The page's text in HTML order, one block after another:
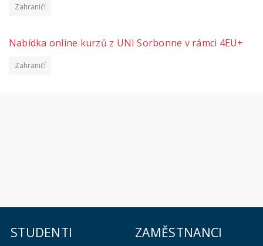
Zahraničí
Nabídka online kurzů z UNI Sorbonne v rámci 4EU+
Zahraničí
STUDENTI ZAMĚSTNANCI